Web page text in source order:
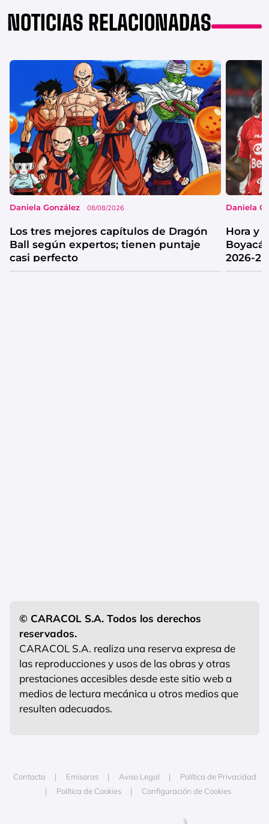
NOTICIAS RELACIONADAS
Daniela González 08/08/2026
Los tres mejores capítulos de Dragón
Ball según expertos; tienen puntaje
casi perfecto
Daniela
Hora y
Boyacá
2026-2
© CARACOL S.A. Todos los derechos
reservados.
CARACOL S.A. realiza una reserva expresa de
las reproducciones y usos de las obras y otras
prestaciones accesibles desde este sitio web a
medios de lectura mecánica u otros medios que
resulten adecuados.
Contacta Emisoras Aviso Legal
Política de Privacidad
Política de Cookies
Configuración de Cookies